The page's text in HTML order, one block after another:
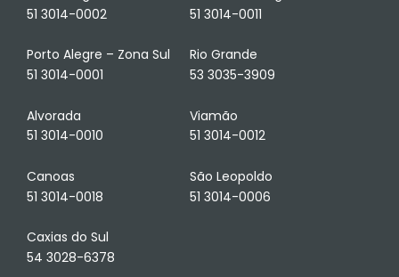
51 3014-0002
Porto Alegre – Zona Sul
51 3014-0001
Alvorada
51 3014-0010
Canoas
51 3014-0018
Caxias do Sul
54 3028-6378
51 3014-0011
Rio Grande
53 3035-3909
Viamão
51 3014-0012
São Leopoldo
51 3014-0006